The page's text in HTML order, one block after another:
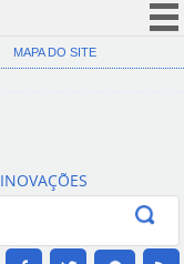
(COVID-19)
Canais
MAPA DO SITE